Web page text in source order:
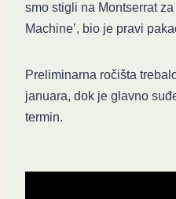
smo stigli na Montserrat
Machine’, bio je pravi
Preliminarna ročišta
januara, dok je glavno
termin.